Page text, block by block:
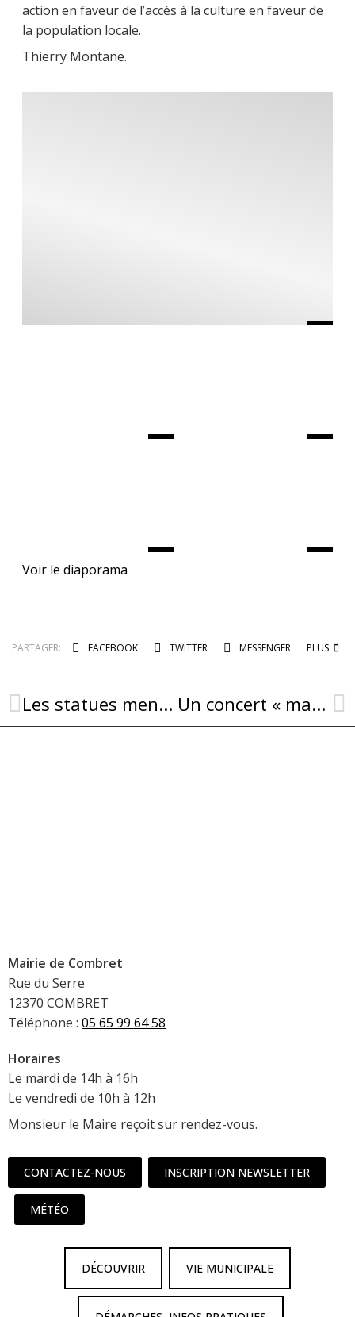
action en faveur de l’accès à la culture en faveur de
la population locale.
Thierry Montane.
Voir le diaporama
PARTAGER: FACEBOOK TWITTER MESSENGER PLUS
Les statues menhirs, vestiges millénaires de notre passé Un concert « masterclass » réussi !
Mairie de Combret
Rue du Serre
12370 COMBRET
Téléphone : 05 65 99 64 58
Horaires
Le mardi de 14h à 16h
Le vendredi de 10h à 12h
Monsieur le Maire reçoit sur rendez-vous.
CONTACTEZ-NOUS INSCRIPTION NEWSLETTER
MÉTÉO
DÉCOUVRIR VIE MUNICIPALE